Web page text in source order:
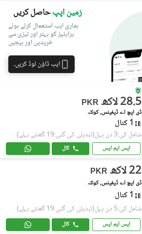
زمین اپپحاصل کریں
ہماری ایپ استعمال کرتے ہوئے
پراپٹیز کو بہتر اور تیزی سے
خریدیں اور بیچیں
ایپ ڈاؤن لوڈ کریں۔
PKR 28.5 لاکھ
ڈی ایچ اے ڈیفینس, کوئٹہ
1 کنال
شامل کی:3 دن پہل (تبدیلی کی گئی:19 گھنٹے پہلے)
ایس ایم ایس کال
PKR 22 لاکھ
ڈی ایچ اے ڈیفینس, کوئٹہ
1 کنال
شامل کی:5 دن پہل (تبدیلی کی گئی:19 گھنٹے پہلے)
ایس ایم ایس کال